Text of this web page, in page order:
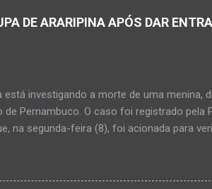
DE ARARIPINA APÓS DAR
está investigando a morte de uma menina,
de Pernambuco. O caso foi registrado pela
na segunda-feira (8), foi acionada para
da PM mostra que, segundo
de desidratação e desnutrição, além